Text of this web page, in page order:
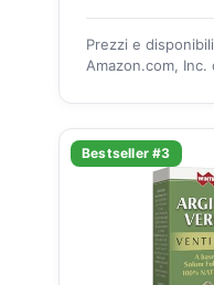
Prezzi e
Amazon.com,
Bestseller #3